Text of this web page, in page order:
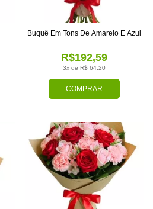
COMPRAR
3x de R$ 64,20
R$192,59
Buquê Em Tons De Amarelo E Azul